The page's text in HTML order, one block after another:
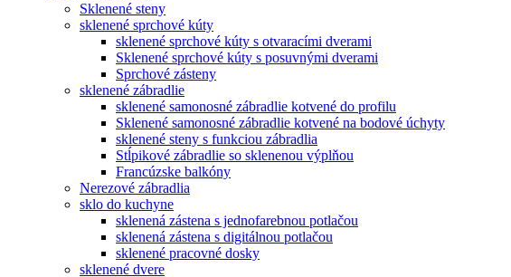
Sklenené steny
sklenené sprchové kúty
sklenené sprchové kúty s otvaracími dverami
Sklenené sprchové kúty s posuvnými dverami
Sprchové zásteny
sklenené zábradlie
sklenené samonosné zábradlie kotvené do profilu
Sklenené samonosné zábradlie kotvené na bodové úchyty
sklenené steny s funkciou zábradlia
Stĺpikové zábradlie so sklenenou výplňou
Francúzske balkóny
Nerezové zábradlia
sklo do kuchyne
sklenená zástena s jednofarebnou potlačou
sklenená zástena s digitálnou potlačou
sklenené pracovné dosky
sklenené dvere